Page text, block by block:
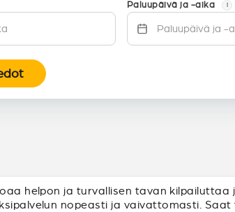
Paluupäivä ja -aika i
helpon ja turvallisen tavan
nopeasti ja vaivattomasti.